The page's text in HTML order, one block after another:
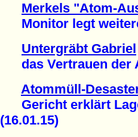
Merkels "Atom-
Monitor legt
Untergräbt Gabriel
das Vertrauen der
Atommüll-
Gericht erklärt
(16.01.15)